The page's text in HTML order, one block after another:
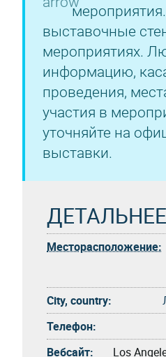
выставочные
мероприятиях.
информацию,
проведения,
участия в
уточняйте на
выставки.
ДЕТАЛЬНЕЕ
Месторасположение:
City, country:
Телефон:
Вебсайт:
Los